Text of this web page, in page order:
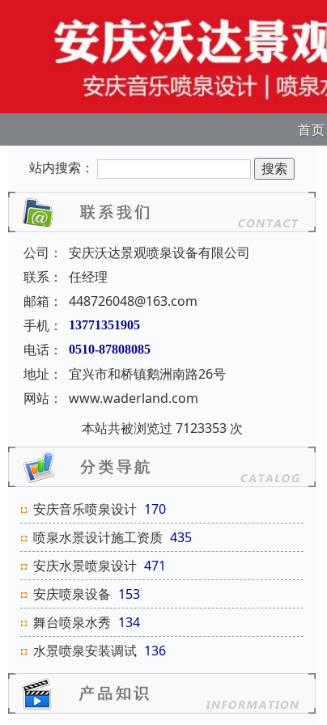
首页
站内搜索：
公司：
安庆沃达景观喷泉设备有限公司
联系：
任经理
邮箱：
448726048@163.com
手机：
13771351905
电话： 0510-87808085
地址：
宜兴市和桥镇鹅洲南路26号
网站：
www.waderland.com
本站共被浏览过 7123353 次
安庆音乐喷泉设计 170
喷泉水景设计施工资质 435
安庆水景喷泉设计 471
安庆喷泉设备 153
舞台喷泉水秀 134
水景喷泉安装调试 136